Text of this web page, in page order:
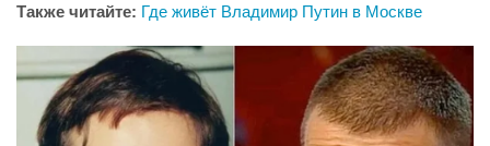
Также читайте: Где живёт Владимир Путин в Москве